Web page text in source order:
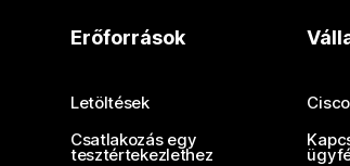
Erőforrások
Letöltések
Csatlakozás egy
tesztértekezlethez
Cisco